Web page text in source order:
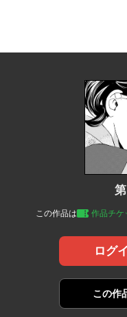
この作品は 作品チケ
ログ
この作